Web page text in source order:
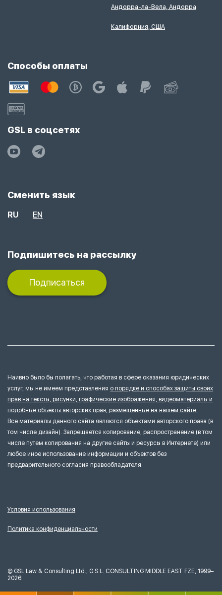
Андорра-ла-Вела, Андорра
Калифорния, США
Способы оплаты
GSL в соцсетях
Сменить язык
RU EN
Подпишитесь на рассылку
Подписаться
Наивно было бы полагать, что работая в сфере оказания юридических
услуг, мы не имеем представления о порядке и способах защиты своих
прав на тексты, рисунки, графические изображения, видеоматериалы и
подобные объекты авторских прав, размещенные на нашем сайте.
Все материалы данного сайта являются объектами авторского права (в
том числе дизайн). Запрещается копирование, распространение (в том
числе путем копирования на другие сайты и ресурсы в Интернете) или
любое иное использование информации и объектов без
предварительного согласия правообладателя.
Условия использования
Политика конфиденциальности
© GSL Law & Consulting Ltd., G.S.L. CONSULTING MIDDLE EAST FZE, 1999–
2026